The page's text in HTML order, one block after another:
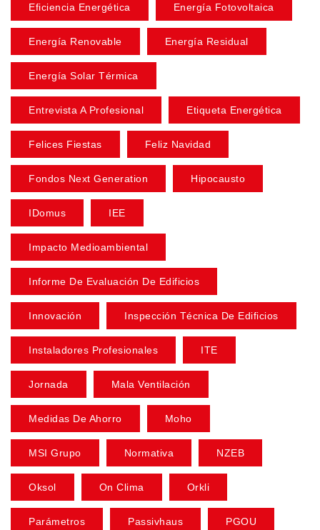
Eficiencia Energética Energía Fotovoltaica
Energía Renovable Energía Residual
Energía Solar Térmica
Entrevista A Profesional Etiqueta Energética
Felices Fiestas Feliz Navidad
Fondos Next Generation Hipocausto
IDomus IEE
Impacto Medioambiental
Informe De Evaluación De Edificios
Innovación Inspección Técnica De Edificios
Instaladores Profesionales ITE
Jornada Mala Ventilación
Medidas De Ahorro Moho
MSI Grupo Normativa NZEB
Oksol On Clima Orkli
Parámetros Passivhaus PGOU